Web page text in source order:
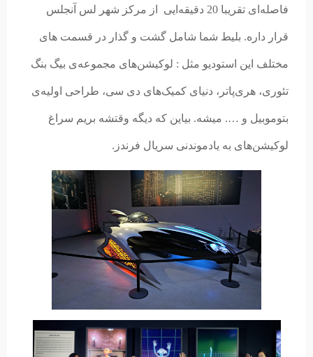
فاصله‌ای تقریبا 20 دقیقه‌ایی از مرکز شهر لس آنجلس
قرار داره. بلیط شما شامل گشت و گذار در قسمت های
مختلف این استودیو مثل : لوکیشن‌های مجموعه‌ی بیگ بنگ
تئوری، هری‌پاتر، دنیای کمیک‌‌های دی سی، طراحی اولیه‌ی
بتوموبیل و …. میشه. بیاین که دیگه وقتشه بریم سراغ
لوکیشن‌های به یادموندنی سریال فرندز.